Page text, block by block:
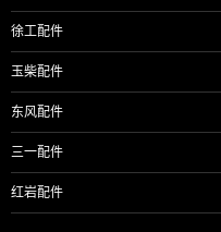
徐工配件
玉柴配件
东风配件
三一配件
红岩配件